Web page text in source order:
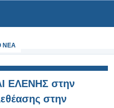
NEA
ΕΛΕΝΗΣ στην
στην